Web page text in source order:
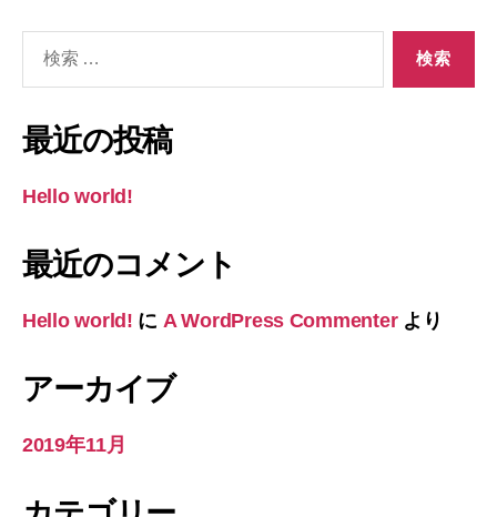
象:
最近の投稿
Hello world!
最近のコメント
Hello world! に A WordPress Commenterより
アーカイブ
2019年11月